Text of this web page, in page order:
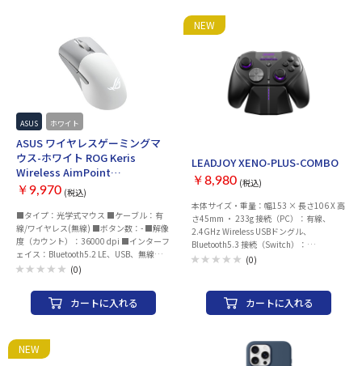
0.86kg 保証期間：2年 付属品：クイック
スタートガイド、FPS/MOBA用キーキャッ
ASUS ホワイト
ASUS ワイヤレスゲーミングマ
ウス-ホワイト ROG Keris
Wireless AimPoint
[ROG/KERIS/WL/AIMPOINT/WHT]
￥9,970 (税込)
■タイプ：光学式マウス ■ケーブル：有
線/ワイヤレス(無線) ■ボタン数：- ■解像
度（カウント）：36000 dpi ■インターフ
ェイス：Bluetooth5.2 LE、USB、無線
2.4GHz ■使用電池：専用充電池 ■その他
ーバ ■静音：- ■ゲーミングマウス：○ ■
エルゴノミクス：○ ■マルチペアリン
グ：○ ■重さ：75g ■幅x高さx奥行：
カラー：ホワイト
(0)
カートに入れる
NEW
LEADJOY XENO-PLUS-COMBO
￥8,980 (税込)
本体サイズ・重量：幅153 × 長さ106 X 高
さ45mm ・ 233g 接続（PC）：有線、
2.4GHz Wireless USBドングル、
Bluetooth5.3 接続（Switch）：
Bluetooth5.3 ポーリングレート：
ーリングレートは125Hzになります。 ケ
ーブル長：1.5m（USB TYPE-C ケーブル）
持続時間：約30時間 充電時間：約3時間
機能：加速度センサー／6軸ジャイロセン
(0)
カートに入れる
NEW